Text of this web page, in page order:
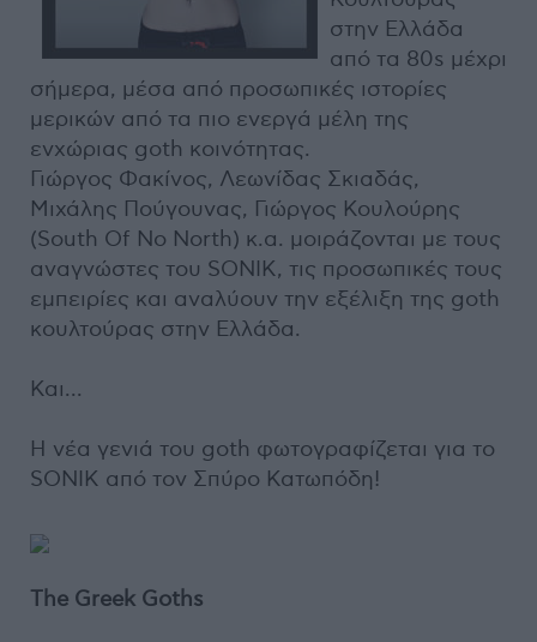
στην Ελλάδα
από τα 80s μέχρι
σήμερα, μέσα από προσωπικές ιστορίες
μερικών από τα πιο ενεργά μέλη της
ενχώριας goth κοινότητας.
Γιώργος Φακίνος, Λεωνίδας Σκιαδάς,
Μιχάλης Πούγουνας, Γιώργος Κουλούρης
(South Of No North) κ.α. μοιράζονται με τους
αναγνώστες του SONIK, τις προσωπικές τους
εμπειρίες και αναλύουν την εξέλιξη της goth
κουλτούρας στην Ελλάδα.
Και...
Η νέα γενιά του goth φωτογραφίζεται για το
SONIK από τον Σπύρο Κατωπόδη!
The Greek Goths